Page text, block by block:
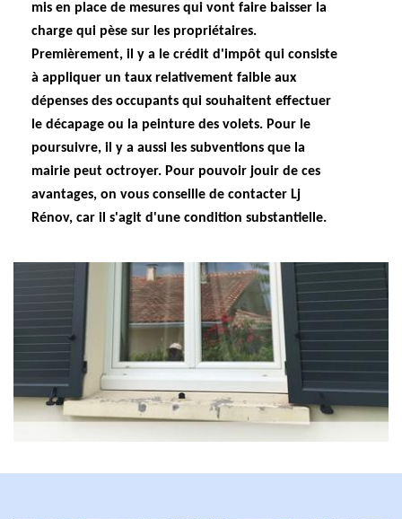
mis en place de mesures qui vont faire baisser la
charge qui pèse sur les propriétaires.
Premièrement, il y a le crédit d'impôt qui consiste
à appliquer un taux relativement faible aux
dépenses des occupants qui souhaitent effectuer
le décapage ou la peinture des volets. Pour le
poursuivre, il y a aussi les subventions que la
mairie peut octroyer. Pour pouvoir jouir de ces
avantages, on vous conseille de contacter Lj
Rénov, car il s'agit d'une condition substantielle.